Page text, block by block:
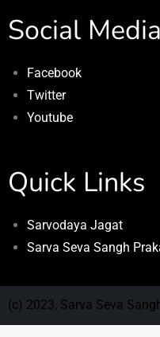
Social Media
Facebook
Twitter
Youtube
Quick Links
Sarvodaya Jagat
Sarva Seva Sangh
(c) 2023, Sarva Seva